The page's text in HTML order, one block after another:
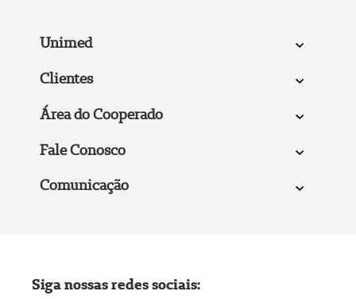
Unimed
Clientes
Área do Cooperado
Fale Conosco
Comunicação
Siga nossas redes sociais: